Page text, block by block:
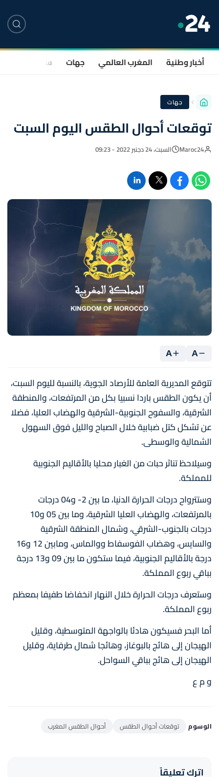
أخبار وطنية المغرب العالمي جهات سياسة
جهات
توقعات أحوال الطقس اليوم السبت
Maroc24 السبت، 24 دجنبر 2022 - 09:23
A
A
تتوقع المديرية العامة للأرصاد الجوية، بالنسبة لليوم السبت،
أن يكون الطقس باردا نسبيا بكل من المرتفعات، والمنطقة
الشرقية، والسفوح الجنوبية-الشرقية والهضاب العليا، فضلا
عن تشكل كتل ضبابية خلال الصباح والليل فوق السهول
الشمالية والوسطى.
وسيلاحظ تناثر حبات من الغبار محليا بالأقاليم الجنوبية
للمملكة.
وستترواح درجات الحرارة الدنيا، ما بين 2- و04 درجات
بالمرتفعات، والهضاب العليا الشرقية، وما بين 05 و10
درجات بالجنوب-الشرقي، وشمال المنطقة الشرقية
والسايس، وهضاب الفوسفاط ووالماس، ومابين 12 و16
درجة بالأقاليم الجنوبية، فيما ستكون ما بين 09 و13 درجة
بباقي ربوع المملكة.
وستعرف درجات الحرارة خلال النهار انخفاضا طفيفا بمعظم
ربوع المملكة.
أما البحر فسيكون هادئا بالواجهة المتوسطية، وقليل
الهيجان إلى هائج بالبوغاز، وهائجا شمال طرفاية، وقليل
الهيجان إلى هائج بباقي السواحل.
و م ع
الوسوم توقعات أحوال الطقس أحوال الطقس المغرب
اترك تعليقاً